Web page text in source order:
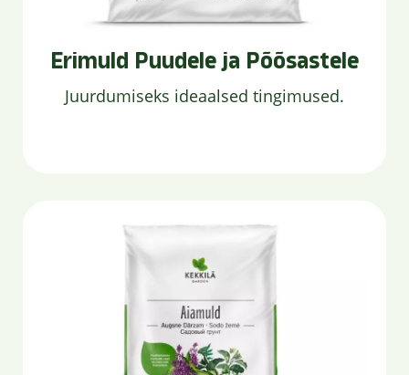
Erimuld Puudele ja Põõsastele
Juurdumiseks ideaalsed tingimused.